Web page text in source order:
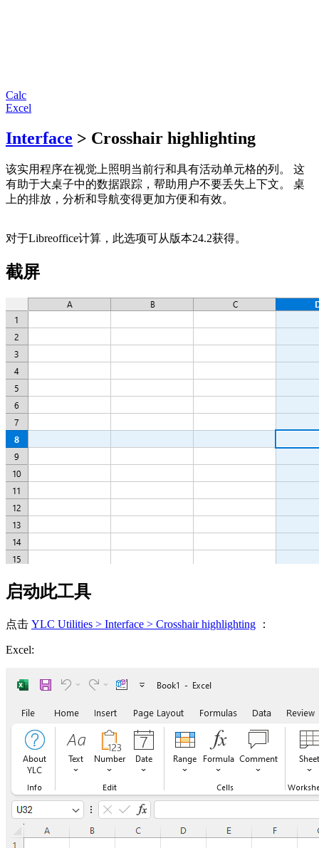
Calc
Excel
Interface > Crosshair highlighting
该实用程序在视觉上照明当前行和具有活动单元格的列。 这
有助于大桌子中的数据跟踪，帮助用户不要丢失上下文。 桌
上的排放，分析和导航变得更加方便和有效。
对于Libreoffice计算，此选项可从版本24.2获得。
截屏
启动此工具
点击 YLC Utilities > Interface > Crosshair highlighting ：
Excel: